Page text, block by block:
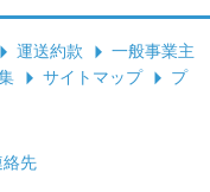
運送約款
一般事業主
サイトマップ
プ
絡先